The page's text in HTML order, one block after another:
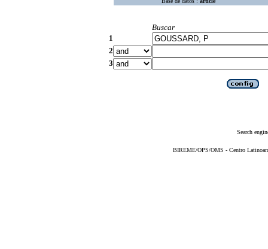
Buscar
1
2
3
Search
BIREME/OPS/OMS - Centro